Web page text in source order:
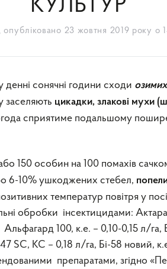
КУЛЬТУР
, опубліковано 23 жовтня 2019 року о
денні сонячні години сходи
заселяють цикадки, злакові мухи
сприятиме подальшому
150 особин на 100 помахів
6-10% ушкоджених стебел,
температур повітря у
обробки інсектицидами:
Альфагард 100, к.е. – 0,10-0,15 л/
SC, КС – 0,18 л/га, Бі-58 новий,
препаратами, згідно